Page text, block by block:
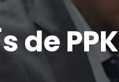
de PPK